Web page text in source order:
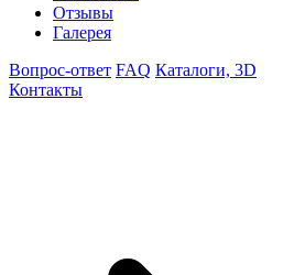
Отзывы
Галерея
Вопрос-ответ FAQ Каталоги, 3D
Контакты